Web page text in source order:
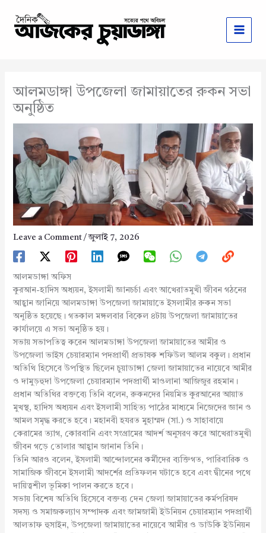
content
আলমডাঙ্গা উপজেলা জামায়াতের রুকন সভা
অনুষ্ঠিত
Leave a Comment /জুলাই 7, 2026
আলমডাঙ্গা অফিস
কুরআন-হাদিস অধ্যয়ন, ইসলামী জ্ঞানচর্চা এবং আখেরাতমুখী জীবন গঠনের
আহ্বান জানিয়ে আলমডাঙ্গা উপজেলা জামায়াতে ইসলামীর রুকন সভা
অনুষ্ঠিত হয়েছে। গতকাল মঙ্গলবার বিকেল ৪টায় উপজেলা জামায়াতের
কার্যালয়ে এ সভা অনুষ্ঠিত হয়।
সভায় সভাপতিত্ব করেন আলমডাঙ্গা উপজেলা জামায়াতের আমীর ও
উপজেলা ভাইস চেয়ারম্যান পদপ্রার্থী প্রভাষক শফিউল আলম বকুল। প্রধান
অতিথি হিসেবে উপস্থিত ছিলেন চুয়াডাঙ্গা জেলা জামায়াতের নায়েবে আমীর
ও দামুড়হুদা উপজেলা চেয়ারম্যান পদপ্রার্থী মাওলানা আজিজুর রহমান।
প্রধান অতিথির বক্তব্যে তিনি বলেন, রুকনদের নিয়মিত কুরআনের আয়াত
মুখস্থ, হাদিস অধ্যয়ন এবং ইসলামী সাহিত্য পাঠের মাধ্যমে নিজেদের জ্ঞান ও
আমল সমৃদ্ধ করতে হবে। মহানবী হযরত মুহাম্মদ (সা.) ও সাহাবায়ে
কেরামের ত্যাগ, কোরবানি এবং সংগ্রামের আদর্শ অনুসরণ করে আখেরাতমুখী
জীবন গড়ে তোলার আহ্বান জানান তিনি।
তিনি আরও বলেন, ইসলামী আন্দোলনের কর্মীদের ব্যক্তিগত, পারিবারিক ও
সামাজিক জীবনে ইসলামী আদর্শের প্রতিফলন ঘটাতে হবে এবং দ্বীনের পথে
দায়িত্বশীল ভূমিকা পালন করতে হবে।
সভায় বিশেষ অতিথি হিসেবে বক্তব্য দেন জেলা জামায়াতের কর্মপরিষদ
সদস্য ও সমাজকল্যাণ সম্পাদক এবং জামজামী ইউনিয়ন চেয়ারম্যান পদপ্রার্থী
আলতাফ হুসাইন, উপজেলা জামায়াতের নায়েবে আমীর ও ডাউকি ইউনিয়ন